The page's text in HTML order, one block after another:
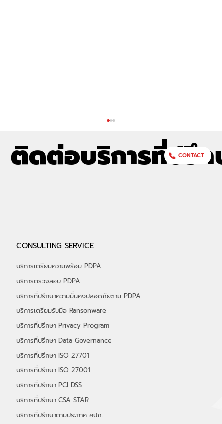
depa ในงาน THAIDEF-EX 2026 รับ
เกียรติ "รมว.พาณิชย์" เยี่ยมชมบูธ พร้อมรับ
ฟังสิทธิประโยชน์ จาก depa กว่า 50%
ติดต่อบริการที่ปรึก
CONTACT
CONSULTING SERVICE
บริการเตรียมความพร้อม PDPA
บริการตรวจสอบ PDPA
บริการที่ปรึกษาความมั่นคงปลอดภัยตาม PDPA
บริการเตรียมรับมือ Ransonware
บริการที่ปรึกษา Privacy Program
บริการที่ปรึกษา Data Governance
บริการที่ปรึกษา ISO 27701
บริการที่ปรึกษา ISO 27001
บริการที่ปรึกษา PCI DSS
บริการที่ปรึกษา CSA STAR
บริการที่ปรึกษาตามประกาศ คปภ.